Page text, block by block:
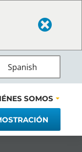
Spanish
SOMOS